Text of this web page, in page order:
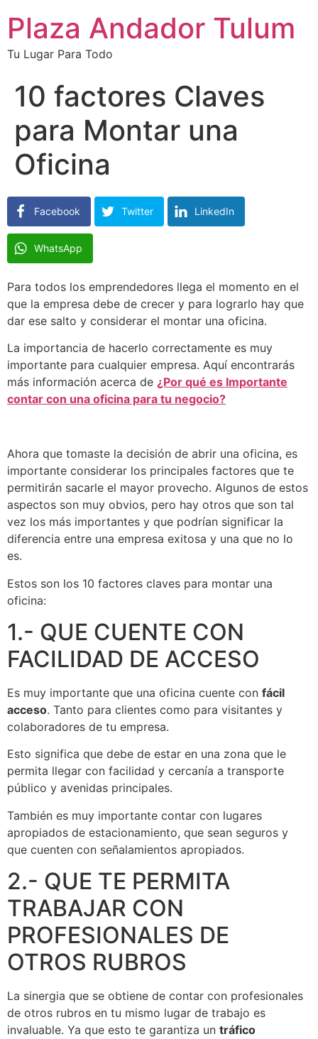
Plaza Andador Tulum
Tu Lugar Para Todo
10 factores Claves
para Montar una
Oficina
Facebook Twitter LinkedIn
WhatsApp
Para todos los emprendedores llega el momento en el
que la empresa debe de crecer y para lograrlo hay que
dar ese salto y considerar el montar una oficina.
La importancia de hacerlo correctamente es muy
importante para cualquier empresa. Aquí encontrarás
más información acerca de ¿Por qué es Importante
contar con una oficina para tu negocio?
Ahora que tomaste la decisión de abrir una oficina, es
importante considerar los principales factores que te
permitirán sacarle el mayor provecho. Algunos de estos
aspectos son muy obvios, pero hay otros que son tal
vez los más importantes y que podrían significar la
diferencia entre una empresa exitosa y una que no lo
es.
Estos son los 10 factores claves para montar una
oficina:
1.- QUE CUENTE CON
FACILIDAD DE ACCESO
Es muy importante que una oficina cuente con fácil
acceso. Tanto para clientes como para visitantes y
colaboradores de tu empresa.
Esto significa que debe de estar en una zona que le
permita llegar con facilidad y cercanía a transporte
público y avenidas principales.
También es muy importante contar con lugares
apropiados de estacionamiento, que sean seguros y
que cuenten con señalamientos apropiados.
2.- QUE TE PERMITA
TRABAJAR CON
PROFESIONALES DE
OTROS RUBROS
La sinergia que se obtiene de contar con profesionales
de otros rubros en tu mismo lugar de trabajo es
invaluable. Ya que esto te garantiza un tráfico